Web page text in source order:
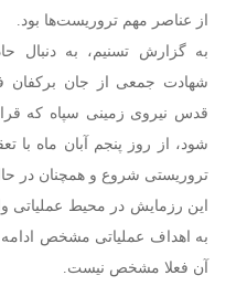
از عناصر مهم تروریست‌ها بود.
به گزارش تسنیم، به دنبال
شهادت جمعی از جان برکفان
قدس نیروی زمینی سپاه که
شود، از روز پنجم آبان ماه با
تروریستی شروع و همچنان در
این رزمایش در محیط عملیاتی
به اهداف عملیاتی مشخص ادامه
آن فعلا مشخص نیست.